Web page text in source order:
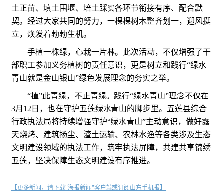
土正苗、填土围堰、培土踩实各环节衔接有序、配合默
契。经过大家共同的努力，一棵棵树木整齐划一，迎风挺
立，焕发着勃勃生机。
手植一株绿，心栽一片林。此次活动，不仅增强了干
部职工参加义务植树的责任意识，更是树立和践行“绿水
青山就是金山银山”绿色发展理念的务实之举。
“植”此青绿，不止青绿。践行“绿水青山”理念不仅在
3月12日，也在守护五莲绿水青山的脚步里。五莲县综合
行政执法局将持续增强守护“绿水青山”主动意识，做好露
天烧烤、建筑扬尘、渣土运输、农林水渔等各类涉及生态
文明建设领域的执法工作，筑牢执法屏障，共建共享锦绣
五莲，坚决保障生态文明建设有序推进。
【更多新闻，请下载"海报新闻"客户端或订阅山东手机报】